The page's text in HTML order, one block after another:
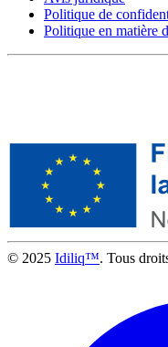
Politique de
Politique en matière
© 2025 Idiliq™. Tous